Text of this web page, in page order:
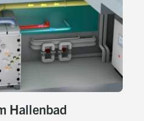
Hallenbad